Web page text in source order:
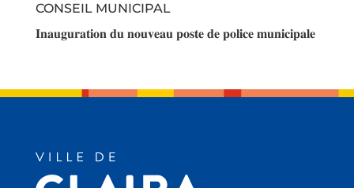
CONSEIL MUNICIPAL
𝐈𝐧𝐚𝐮𝐠𝐮𝐫𝐚𝐭𝐢𝐨𝐧 𝐝𝐮 𝐧𝐨𝐮𝐯𝐞𝐚𝐮 𝐩𝐨𝐬𝐭𝐞 𝐝𝐞 𝐩𝐨𝐥𝐢𝐜𝐞 𝐦𝐮𝐧𝐢𝐜𝐢𝐩𝐚𝐥𝐞